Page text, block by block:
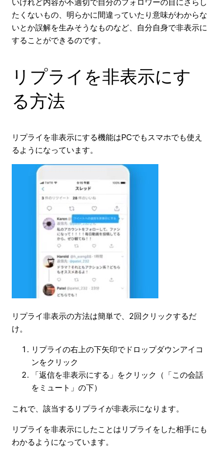
たくないもの、明らかに間違っていたり意味がわからな
いとか誤解を生みそうなものなど、自分自身で非表示に
することができるのです。
リプライを非表示にす
る方法
リプライを非表示にする機能はPCでもスマホでも使え
るようになっています。
リプライ非表示の方法は簡単で、2回クリックするだ
け。
リプライの右上の下矢印でドロップダウンアイコ
ンをクリック
「返信を非表示にする」をクリック（「この会話
をミュート」の下）
これで、該当するリプライが非表示になります。
リプライを非表示にしたことはリプライをした相手にも
わかるようになっています。